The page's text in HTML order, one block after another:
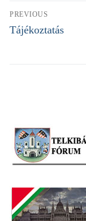
Bejegyzés
navigáció
PREVIOUS
Previous
Tájékoztatás